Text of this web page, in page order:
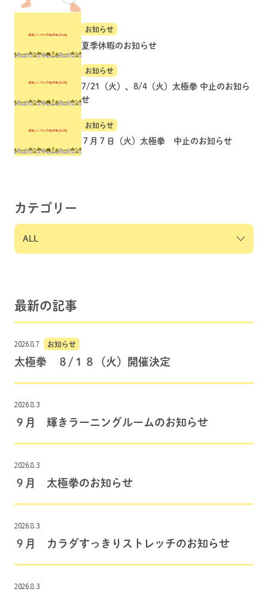
お知らせ
夏季休暇のお知らせ
お知らせ
7/21（火）、8/4（火）太極拳 中止のお知ら
せ
お知らせ
７月７日（火）太極拳 中止のお知らせ
カテゴリー
最新の記事
2026.8.7 お知らせ
太極拳 ８/１８（火）開催決定
2026.8.3
９月 輝きラーニングルームのお知らせ
2026.8.3
９月 太極拳のお知らせ
2026.8.3
９月 カラダすっきりストレッチのお知らせ
2026.8.3